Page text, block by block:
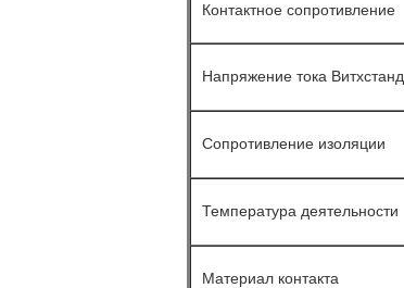
Контактное сопротивление
Напряжение тока Витхстанд
Сопротивление изоляции
Температура деятельности
Материал контакта